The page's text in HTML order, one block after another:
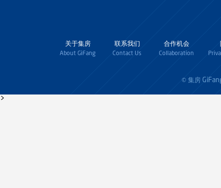
关于集房
About GiFang
联系我们
Contact Us
合作机会
Collaboration
© 集房
>